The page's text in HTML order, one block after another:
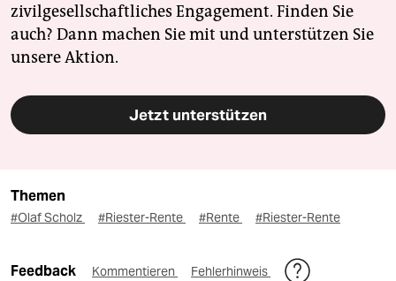
zivilgesellschaftliches Engagement. Finden Sie
auch? Dann machen Sie mit und unterstützen Sie
unsere Aktion.
Jetzt unterstützen
Themen
#Olaf Scholz #Riester-Rente #Rente #Riester-Rente
Feedback Kommentieren Fehlerhinweis